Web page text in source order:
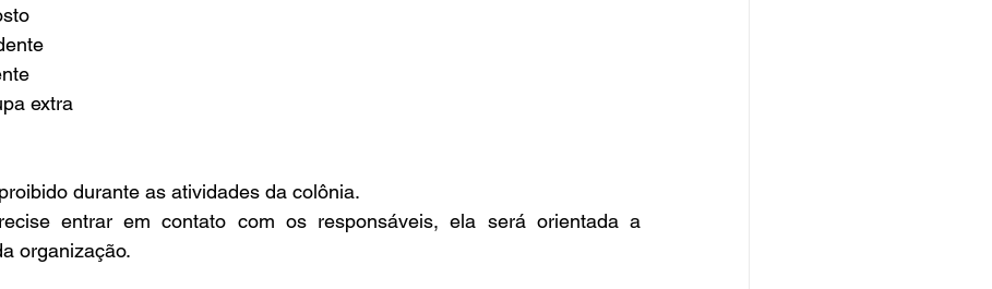
extra
durante as atividades da colônia.
entrar em contato com os responsáveis, ela será orientada a
organização.